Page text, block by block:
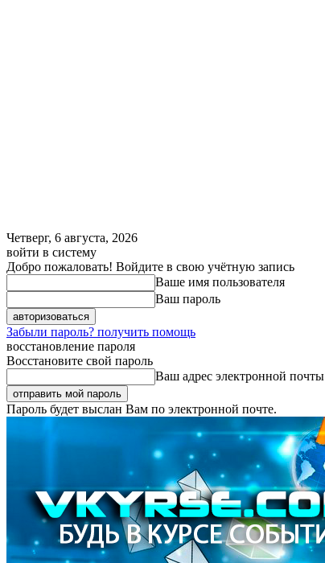
Четверг, 6 августа, 2026
войти в систему
Добро пожаловать! Войдите в свою учётную запись
Ваше имя пользователя
Ваш пароль
Забыли пароль? получить помощь
восстановление пароля
Восстановите свой пароль
Ваш адрес электронной почты
Пароль будет выслан Вам по электронной почте.